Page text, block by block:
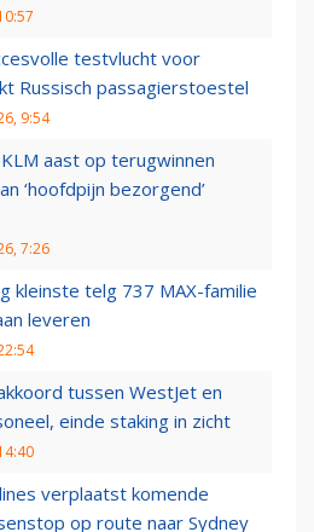
testvlucht voor
Russisch passagierstoestel
9:54
aast op terugwinnen
‘hoofdpijn bezorgend’
7:26
kleinste telg 737 MAX-familie
leveren
tussen WestJet en
einde staking in zicht
verplaatst komende
op route naar Sydney